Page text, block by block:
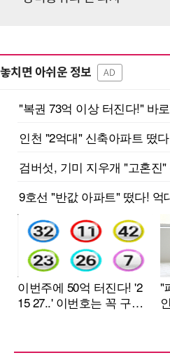
놓치면 아쉬운 정보 AD